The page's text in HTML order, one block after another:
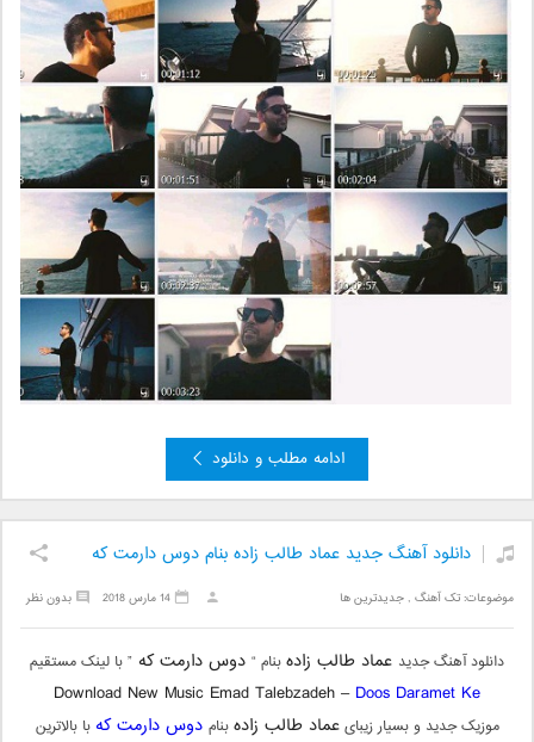
ادامه مطلب و دانلود
دانلود آهنگ جدید عماد طالب زاده بنام دوس دارمت که
موضوعات:تک آهنگ ,جدیدترین ها بدون نظر 14 مارس 2018
دانلود آهنگ جدید عماد طالب زادهبنام “ دوس دارمت که ” با لینک مستقیم
Download New Music Emad Talebzadeh – Doos Daramet Ke
موزیک جدید و بسیار زیبایعماد طالب زادهبنام دوس دارمت کهبا بالاترین